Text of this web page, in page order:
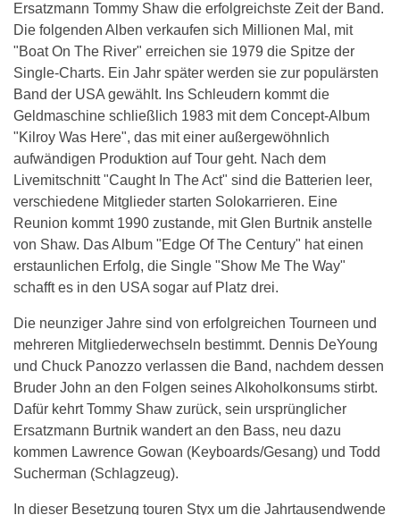
Ersatzmann Tommy Shaw die erfolgreichste Zeit der Band.
Die folgenden Alben verkaufen sich Millionen Mal, mit
"Boat On The River" erreichen sie 1979 die Spitze der
Single-Charts. Ein Jahr später werden sie zur populärsten
Band der USA gewählt. Ins Schleudern kommt die
Geldmaschine schließlich 1983 mit dem Concept-Album
"Kilroy Was Here", das mit einer außergewöhnlich
aufwändigen Produktion auf Tour geht. Nach dem
Livemitschnitt "Caught In The Act" sind die Batterien leer,
verschiedene Mitglieder starten Solokarrieren. Eine
Reunion kommt 1990 zustande, mit Glen Burtnik anstelle
von Shaw. Das Album "Edge Of The Century" hat einen
erstaunlichen Erfolg, die Single "Show Me The Way"
schafft es in den USA sogar auf Platz drei.
Die neunziger Jahre sind von erfolgreichen Tourneen und
mehreren Mitgliederwechseln bestimmt. Dennis DeYoung
und Chuck Panozzo verlassen die Band, nachdem dessen
Bruder John an den Folgen seines Alkoholkonsums stirbt.
Dafür kehrt Tommy Shaw zurück, sein ursprünglicher
Ersatzmann Burtnik wandert an den Bass, neu dazu
kommen Lawrence Gowan (Keyboards/Gesang) und Todd
Sucherman (Schlagzeug).
In dieser Besetzung touren Styx um die Jahrtausendwende